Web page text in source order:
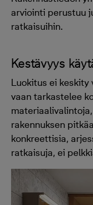
arviointi perustuu
ratkaisuihin.
Kestävyys
Luokitus ei
vaan tarkastelee
rakennuksen
konkreettisia,
ratkaisuja, ei